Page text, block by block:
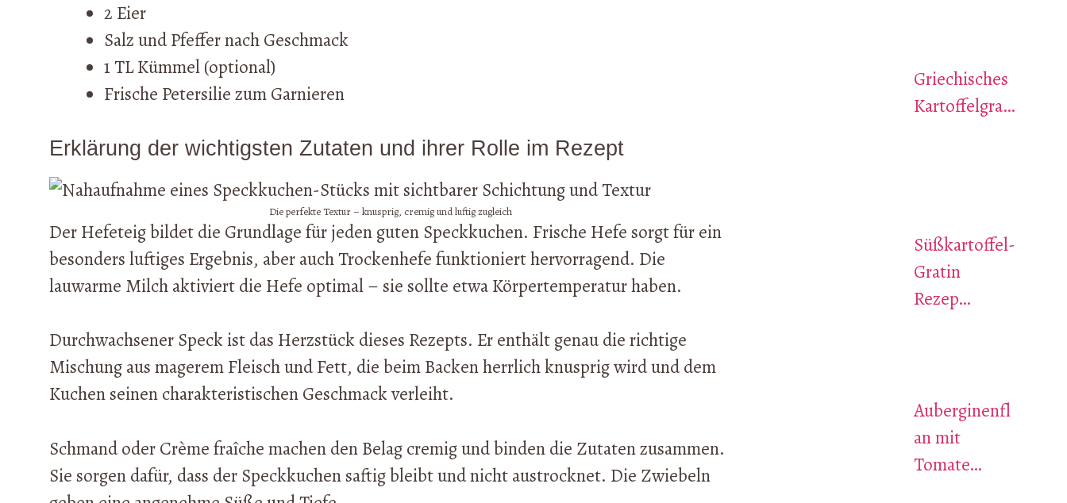
2 Eier
Salz und Pfeffer nach Geschmack
1 TL Kümmel (optional)
Frische Petersilie zum Garnieren
Erklärung der wichtigsten Zutaten und ihrer Rolle im Rezept
Die perfekte Textur – knusprig, cremig und luftig zugleich
Der Hefeteig bildet die Grundlage für jeden guten Speckkuchen. Frische Hefe sorgt für ein
besonders luftiges Ergebnis, aber auch Trockenhefe funktioniert hervorragend. Die
lauwarme Milch aktiviert die Hefe optimal – sie sollte etwa Körpertemperatur haben.
Durchwachsener Speck ist das Herzstück dieses Rezepts. Er enthält genau die richtige
Mischung aus magerem Fleisch und Fett, die beim Backen herrlich knusprig wird und dem
Kuchen seinen charakteristischen Geschmack verleiht.
Schmand oder Crème fraîche machen den Belag cremig und binden die Zutaten zusammen.
Sie sorgen dafür, dass der Speckkuchen saftig bleibt und nicht austrocknet. Die Zwiebeln
Griechisches
Kartoffelgra…
Süßkartoffel-
Gratin
Rezep…
Auberginenfl
an mit
Tomate…